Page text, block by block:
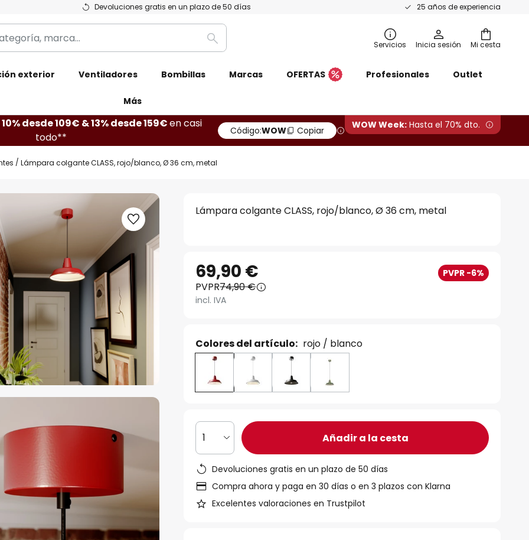
Devoluciones gratis en un plazo de 50 días 25 años de experiencia
Mi cesta
Buscar Servicios Inicia sesión
exterior Ventiladores Bombillas Marcas OFERTAS Profesionales Outlet
Más
10% desde 109€ & 13% desde 159€en casi
todo**
Código:WOW Copiar WOW Week: Hasta el 70% dto.
Lámpara colgante CLASS, rojo/blanco, Ø 36 cm, metal
Lámpara colgante CLASS, rojo/blanco, Ø 36 cm, metal
69,90 € PVPR -6%
PVPR74,90 €
incl. IVA
Colores del artículo: rojo / blanco
1 Añadir a la cesta
Devoluciones gratis en un plazo de 50 días
Compra ahora y paga en 30 días o en 3 plazos con Klarna
Excelentes valoraciones en Trustpilot